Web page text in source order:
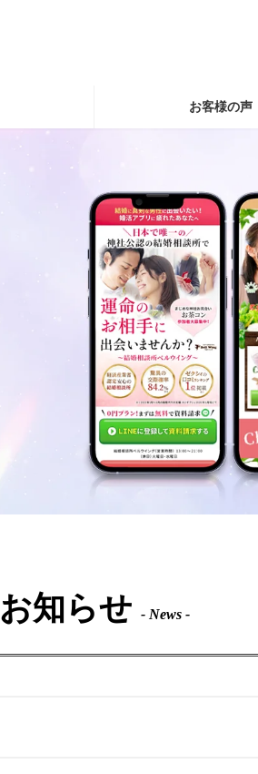
お客様の声
お知らせ - News -